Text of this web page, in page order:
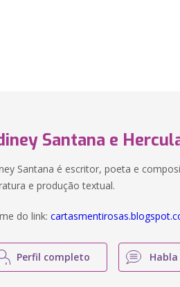
Santana e
Santana é escritor, poeta e
e produção textual.
do link:
Perfil completo